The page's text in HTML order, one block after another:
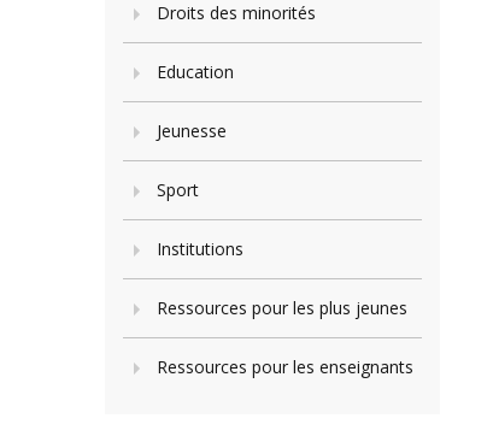
Droits des minorités
Education
Jeunesse
Sport
Institutions
Ressources pour les plus jeunes
Ressources pour les enseignants